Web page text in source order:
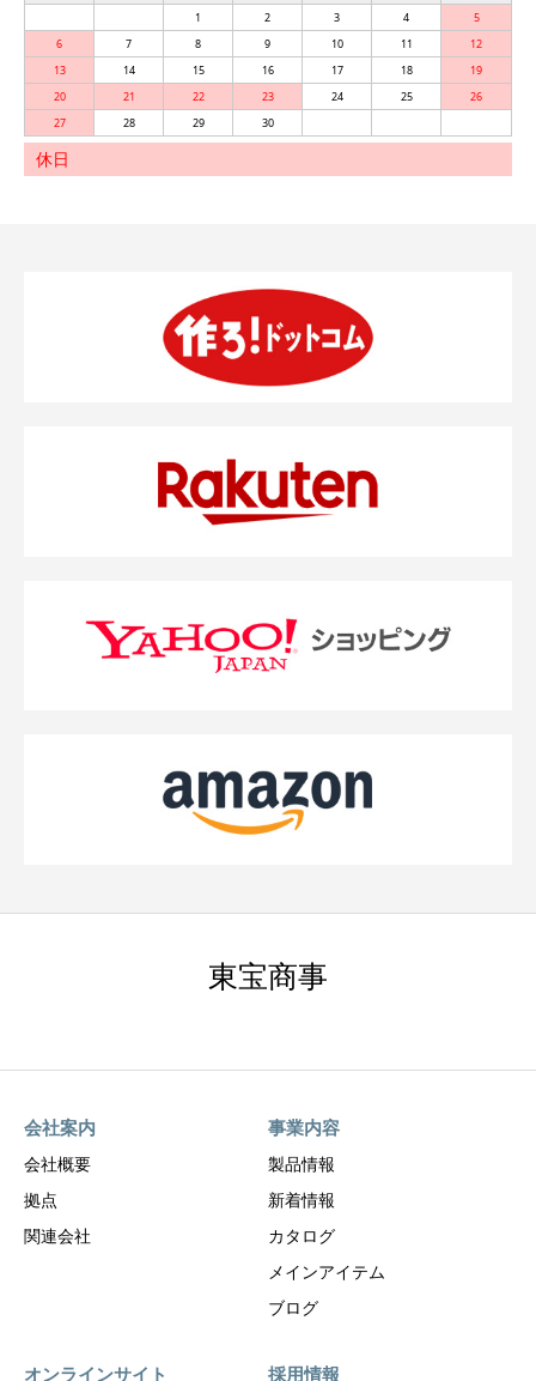
1
2 3 4
5
6
7 8 9 10 11
12
13
14 15 16 17 18
19
20
21 22 23 24 25
26
27
28 29 30
休日
東宝商事
会社案内
会社概要
拠点
関連会社
事業内容
製品情報
新着情報
カタログ
メインアイテム
ブログ
オンラインサイト 採用情報